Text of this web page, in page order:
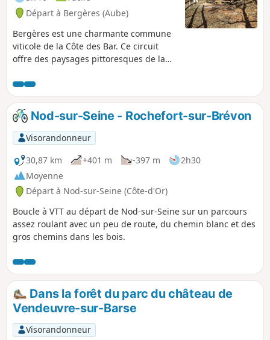
Départ à Bergères (Aube)
Bergères est une charmante commune
viticole de la Côte des Bar. Ce circuit
offre des paysages pittoresques de la
vignes, champs, landes et forêts. D'avril
à juin, de magnifiques orchidées
fleurissent sur les terres calcicoles de la
Côte de l'Église et de la Côte Garnier. Ce
circuit reprend en grande partie le
Circuit de la Croix Bleue. Il emprunte
aussi le GR® de Pays des deux Bar, le
GR® Gaston Bachelard.
Nod-sur-Seine - Rochefort-sur-Brévon
Visorandonneur
30,87 km
+401 m -397 m
2h30
Moyenne
Départ à Nod-sur-Seine (Côte-d'Or)
Boucle à VTT au départ de Nod-sur-Seine sur un parcours
assez roulant avec un peu de route, du chemin blanc et des
gros chemins dans les bois.
Dans la forêt du parc du château de
Vendeuvre-sur-Barse
Visorandonneur